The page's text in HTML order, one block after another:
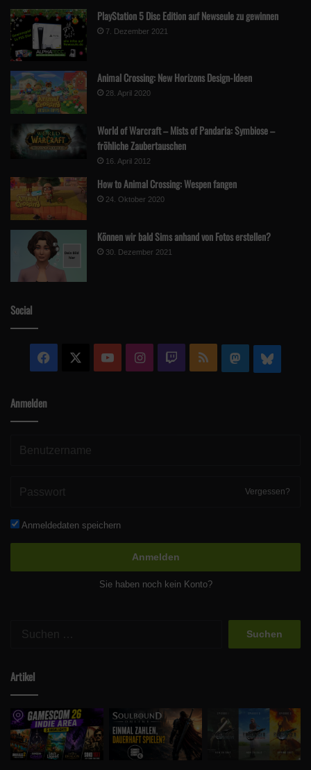
PlayStation 5 Disc Edition auf Newseule zu gewinnen
7. Dezember 2021
Animal Crossing: New Horizons Design-Ideen
28. April 2020
World of Warcraft – Mists of Pandaria: Symbiose –
fröhliche Zaubertauschen
16. April 2012
How to Animal Crossing: Wespen fangen
24. Oktober 2020
Können wir bald Sims anhand von Fotos erstellen?
30. Dezember 2021
Social
Facebook YouTubeInstagram
Twitch RSS Mastodon
Anmelden
Vergessen?
Anmeldedaten speichern
Anmelden
Sie haben noch kein Konto?
Artikel